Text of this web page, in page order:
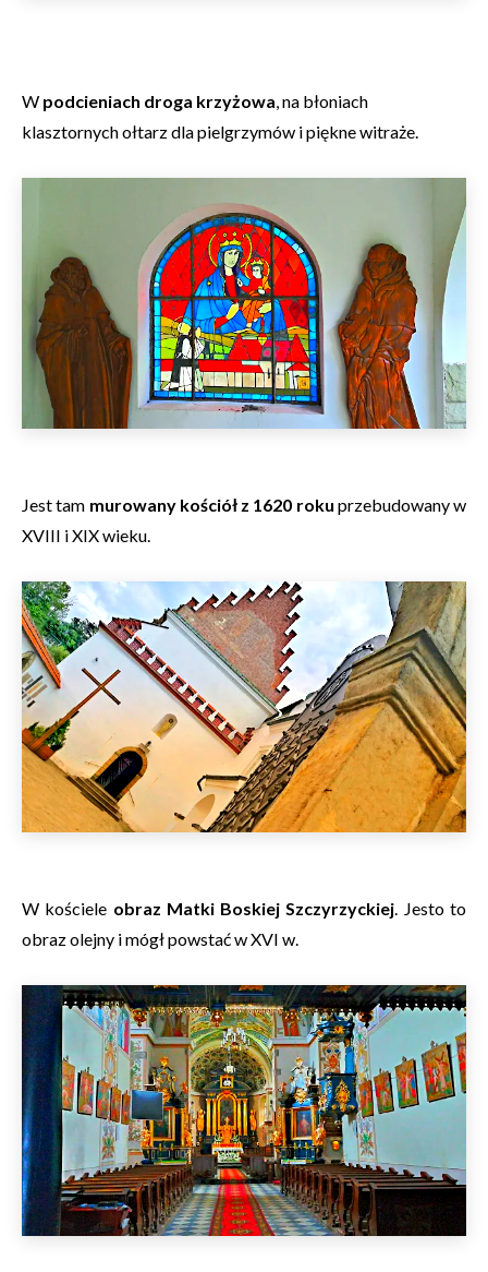
W podcieniach droga krzyżowa, na błoniach
klasztornych ołtarz dla pielgrzymów i piękne witraże.
Jest tam murowany kościół z 1620 roku przebudowany w
XVIII i XIX wieku.
W kościele obraz Matki Boskiej Szczyrzyckiej. Jesto to
obraz olejny i mógł powstać w XVI w.